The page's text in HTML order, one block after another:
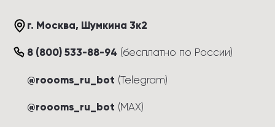
г. Москва, Шумкина 3к2
8 (800) 533-88-94 (бесплатно по России)
@roooms_ru_bot (Telegram)
@roooms_ru_bot (MAX)